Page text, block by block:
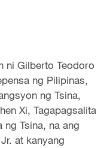
ni Gilberto Teodoro
ng Pilipinas,
ng Tsina,
Xi, Tagapagsalita
ng Tsina, na ang
at kanyang